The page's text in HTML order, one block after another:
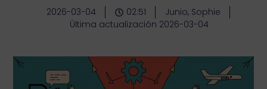
2026-03-04 02:51
Junio, Sophie
Última actualización 2026-03-04